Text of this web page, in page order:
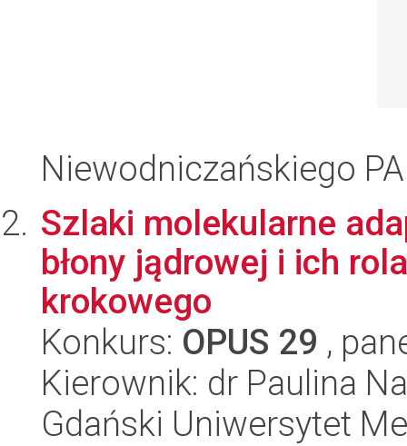
Niewodniczańskiego
Szlaki molekularne
błony jądrowej i ich
krokowego
Konkurs: OPUS 29 ,
Kierownik: dr Paulina
Gdański Uniwersytet